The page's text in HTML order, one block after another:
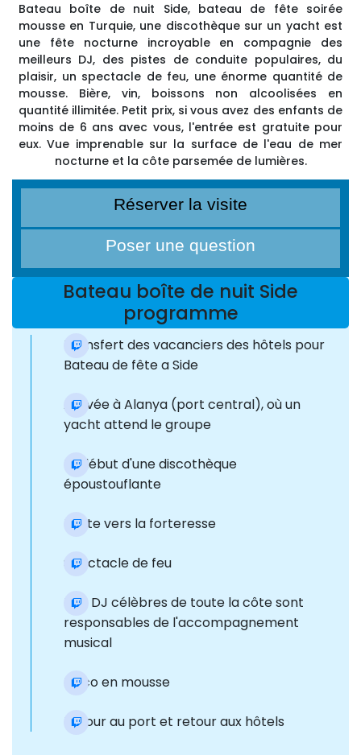
Bateau boîte de nuit Side, bateau de fête soirée
mousse en Turquie, une discothèque sur un yacht est
une fête nocturne incroyable en compagnie des
meilleurs DJ, des pistes de conduite populaires, du
plaisir, un spectacle de feu, une énorme quantité de
mousse. Bière, vin, boissons non alcoolisées en
quantité illimitée. Petit prix, si vous avez des enfants de
moins de 6 ans avec vous, l'entrée est gratuite pour
eux. Vue imprenable sur la surface de l'eau de mer
nocturne et la côte parsemée de lumières.
Réserver la visite
Poser une question
Bateau boîte de nuit Side
programme
Transfert des vacanciers des hôtels pour
Bateau de fête a Side
Arrivée à Alanya (port central), où un
yacht attend le groupe
Le début d'une discothèque
époustouflante
Route vers la forteresse
Spectacle de feu
Des DJ célèbres de toute la côte sont
responsables de l'accompagnement
musical
Disco en mousse
Retour au port et retour aux hôtels